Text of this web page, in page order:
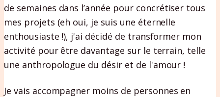
de semaines dans l’année pour concrétiser tous
mes projets (eh oui, je suis une éternelle
enthousiaste !), j'ai décidé de transformer mon
activité pour être davantage sur le terrain, telle
une anthropologue du désir et de l'amour !
Je vais accompagner moins de personnes en